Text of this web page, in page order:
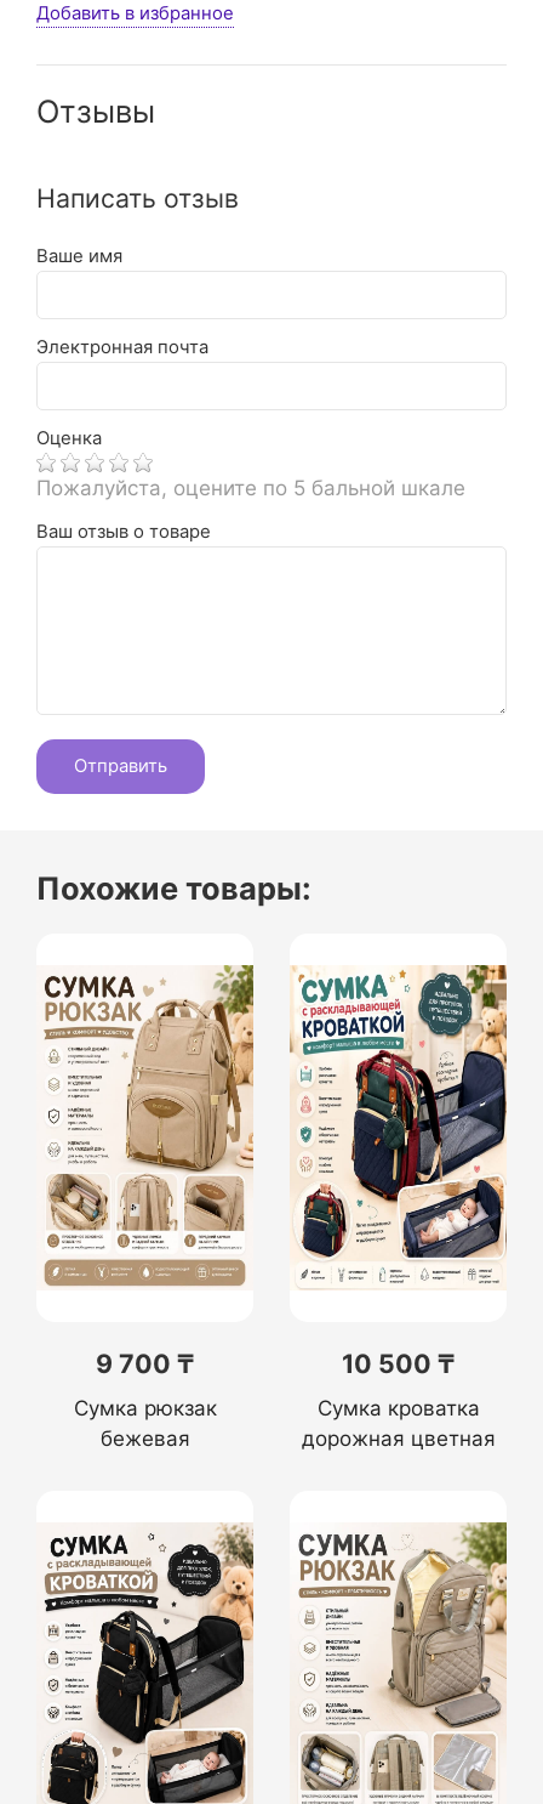
Добавить в избранное
Отзывы
Написать отзыв
Ваше имя
Электронная почта
Оценка
Пожалуйста, оцените по 5 бальной шкале
Ваш отзыв о товаре
Похожие товары:
9 700 ₸
Сумка рюкзак
бежевая
10 500 ₸
Сумка кроватка
дорожная цветная